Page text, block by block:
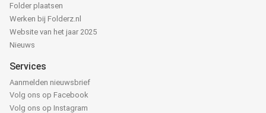
Folder plaatsen
Werken bij Folderz.nl
Website van het jaar 2025
Nieuws
Services
Aanmelden nieuwsbrief
Volg ons op Facebook
Volg ons op Instagram